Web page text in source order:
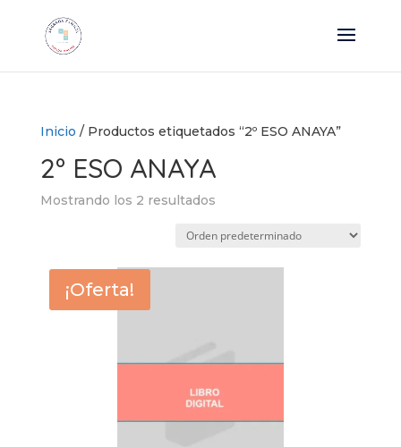
Inicio / Productos etiquetados “2º ESO ANAYA”
2º ESO ANAYA
Mostrando los 2 resultados
¡Oferta!